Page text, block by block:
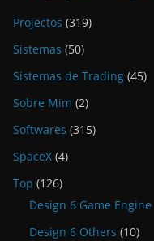
Projectos (319)
Sistemas (50)
Sistemas de Trading (45)
Sobre Mim (2)
Softwares (315)
SpaceX (4)
Top (126)
Design 6 Game Engine
Design 6 Others (10)